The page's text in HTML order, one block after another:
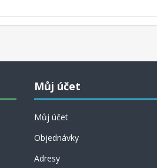
Můj účet
Můj účet
Objednávky
Adresy